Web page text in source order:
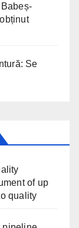
Se
of up
quality